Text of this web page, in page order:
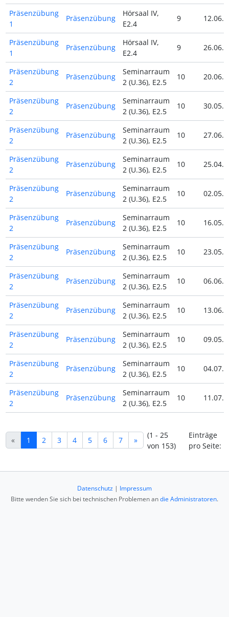
Präsenzübung
1
Präsenzübung
Hörsaal IV,
E2.4
9
Präsenzübung
1
Präsenzübung
Hörsaal IV,
E2.4
9
Präsenzübung
2
Präsenzübung
Seminarraum
2 (U.36), E2.5
10
Präsenzübung
2
Präsenzübung
Seminarraum
2 (U.36), E2.5
10
Präsenzübung
2
Präsenzübung
Seminarraum
2 (U.36), E2.5
10
Präsenzübung
2
Präsenzübung
Seminarraum
2 (U.36), E2.5
10
Präsenzübung
2
Präsenzübung
Seminarraum
2 (U.36), E2.5
10
Präsenzübung
2
Präsenzübung
Seminarraum
2 (U.36), E2.5
10
Präsenzübung
2
Präsenzübung
Seminarraum
2 (U.36), E2.5
10
Präsenzübung
2
Präsenzübung
Seminarraum
2 (U.36), E2.5
10
Präsenzübung
2
Präsenzübung
Seminarraum
2 (U.36), E2.5
10
Präsenzübung
2
Präsenzübung
Seminarraum
2 (U.36), E2.5
10
Präsenzübung
2
Präsenzübung
Seminarraum
2 (U.36), E2.5
10
Präsenzübung
2
Präsenzübung
Seminarraum
2 (U.36), E2.5
10
« 1 2 3 4 5 6 7 »
(1 - 25
von 153)
Einträge
pro Seite:
Datenschutz | Impressum
Bitte wenden Sie sich bei technischen Problemen andie Administratoren.